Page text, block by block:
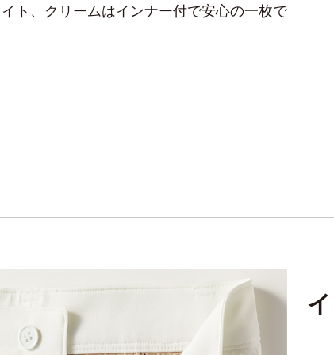
ト、クリームはインナー付で安心の一枚で